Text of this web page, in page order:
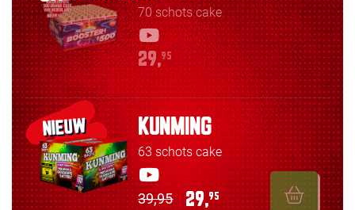
70 schots cake
29,95
NIEUW KUNMING
63 schots cake
39,95 29,95